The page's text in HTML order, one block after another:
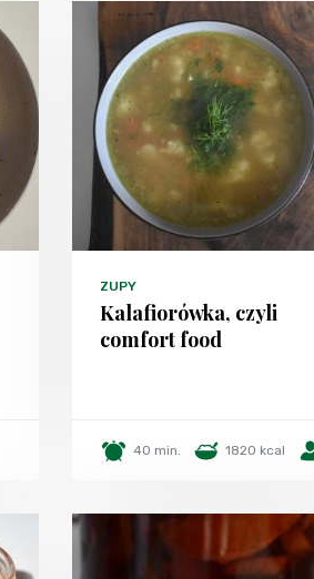
ZUPY
Kalafiorówka, czyli
comfort food
40 min. 1820 kcal